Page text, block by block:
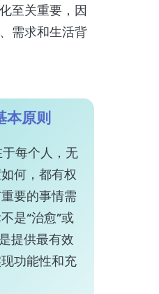
至关重要，因
需求和生活背
本原则
每个人，无
何，都有权
要的事情需
是“治愈”或
提供最有效
功能性和充